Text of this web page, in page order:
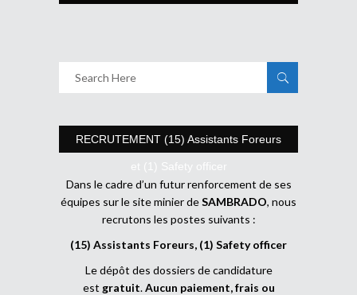
RECRUTEMENT (15) Assistants Foreurs
et (1) Safety officer
Dans le cadre d’un futur renforcement de ses
équipes sur le site minier deSAMBRADO, nous
recrutons les postes suivants :
(15) Assistants Foreurs, (1) Safety officer
Le dépôt des dossiers de candidature
est gratuit.Aucun paiement, frais ou